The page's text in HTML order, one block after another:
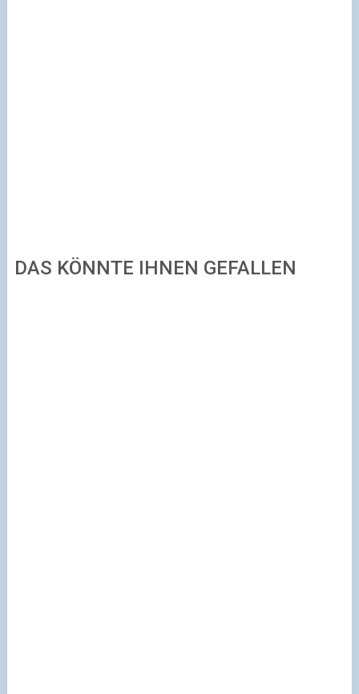
DAS KÖNNTE IHNEN GEFALLEN